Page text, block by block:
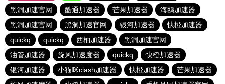
黑洞加速官网
酷通加速器 芒果加速器
海鸥加速器
黑洞加速官网
黑洞加速官网 银河加速器
快橙加速器
quickq
quickq 西柚加速器
黑洞加速官网
油管加速器
旋风加速度器 quickq
快橙加速器
银河加速器
小猫咪ciash加速器 快橙加速器
芒果加速器